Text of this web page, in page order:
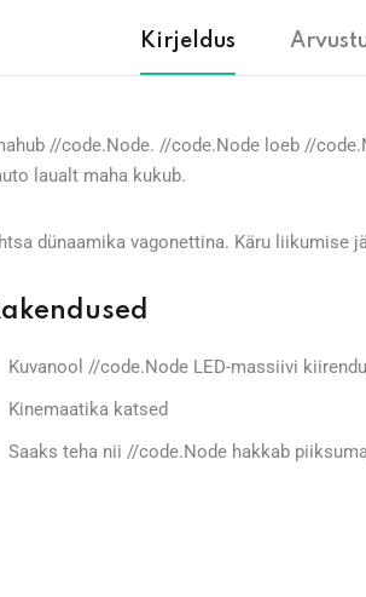
Kirjeldus
//code.Node. //code.Node loeb //
laualt maha kukub.
dünaamika vagonettina. Käru liikumise
Kuvanool //code.Node LED-massiivi
Kinemaatika katsed
Saaks teha nii //code.Node hakkab